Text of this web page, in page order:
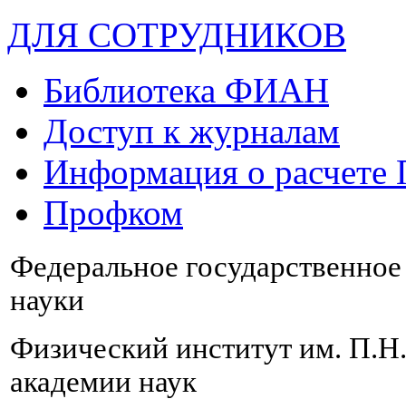
ДЛЯ СОТРУДНИКОВ
Библиотека ФИАН
Доступ к журналам
Информация о
Профком
Федеральное
науки
Физический институт им.
академии наук